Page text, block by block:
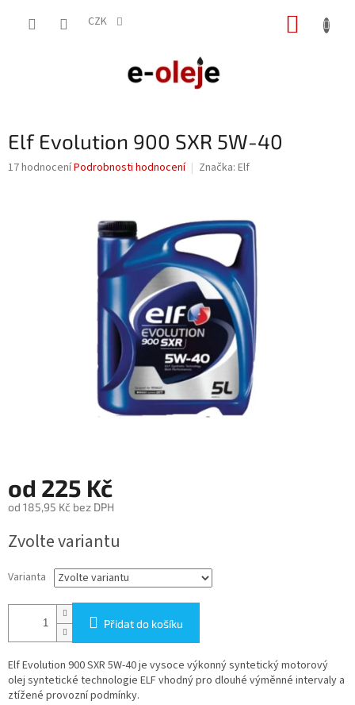
CZK
Elf Evolution 900 SXR 5W-40
Průměrné
17 hodnoceníPodrobnosti hodnocení Značka: Elf
od 225 Kč
od 185,95 Kč bez DPH
cena:
Zvolte variantu
Varianta
Přidat do košíku
Elf Evolution 900 SXR 5W-40 je vysoce výkonný syntetický motorový
olej syntetické technologie ELF vhodný pro dlouhé výměnné intervaly a
ztížené provozní podmínky.